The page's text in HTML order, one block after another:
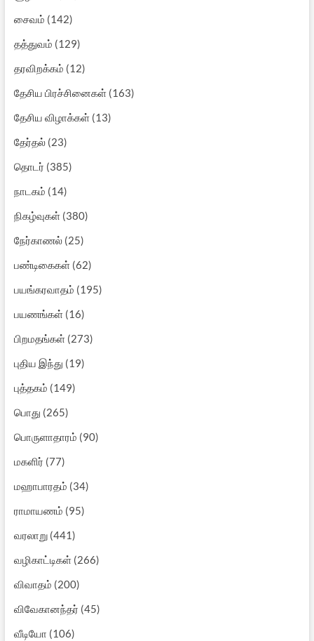
சைவம் (142)
தத்துவம் (129)
தரவிறக்கம் (12)
தேசிய பிரச்சினைகள்(163)
தேசிய விழாக்கள்(13)
தேர்தல்(23)
தொடர் (385)
நாடகம் (14)
நிகழ்வுகள்(380)
நேர்காணல்(25)
பண்டிகைகள்(62)
பயங்கரவாதம் (195)
பயணங்கள்(16)
பிறமதங்கள்(273)
புதிய இந்து (19)
புத்தகம் (149)
பொது (265)
பொருளாதாரம் (90)
மகளிர் (77)
மஹாபாரதம் (34)
ராமாயணம் (95)
வரலாறு(441)
வழிகாட்டிகள்(266)
விவாதம் (200)
விவேகானந்தர் (45)
வீடியோ (106)